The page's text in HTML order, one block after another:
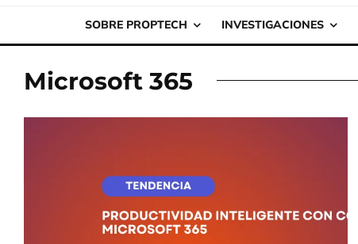
SOBRE PROPTECH INVESTIGACIONES
Microsoft 365